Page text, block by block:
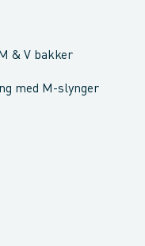
& V bakker
med M-slynger